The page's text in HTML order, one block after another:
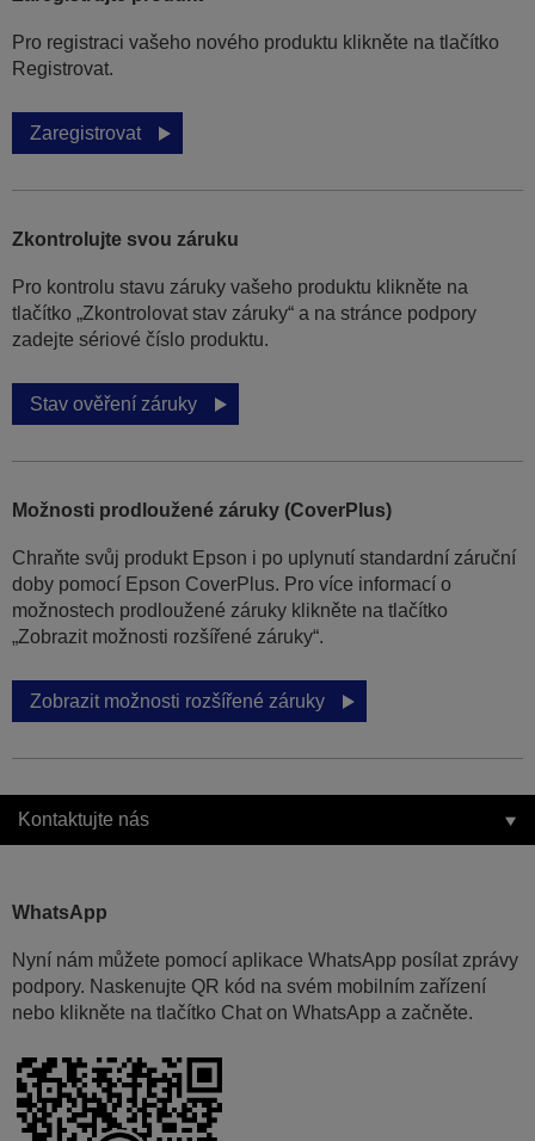
Pro registraci vašeho nového produktu klikněte na tlačítko
Registrovat.
Zaregistrovat
Zkontrolujte svou záruku
Pro kontrolu stavu záruky vašeho produktu klikněte na
tlačítko „Zkontrolovat stav záruky“ a na stránce podpory
zadejte sériové číslo produktu.
Stav ověření záruky
Možnosti prodloužené záruky (CoverPlus)
Chraňte svůj produkt Epson i po uplynutí standardní záruční
doby pomocí Epson CoverPlus. Pro více informací o
možnostech prodloužené záruky klikněte na tlačítko
„Zobrazit možnosti rozšířené záruky“.
Zobrazit možnosti rozšířené záruky
Kontaktujte nás
WhatsApp
Nyní nám můžete pomocí aplikace WhatsApp posílat zprávy
podpory. Naskenujte QR kód na svém mobilním zařízení
nebo klikněte na tlačítko Chat on WhatsApp a začněte.